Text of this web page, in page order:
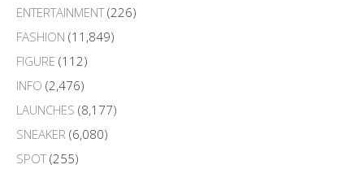
ENTERTAINMENT(226)
FASHION (11,849)
FIGURE (112)
INFO (2,476)
LAUNCHES (8,177)
SNEAKER (6,080)
SPOT(255)